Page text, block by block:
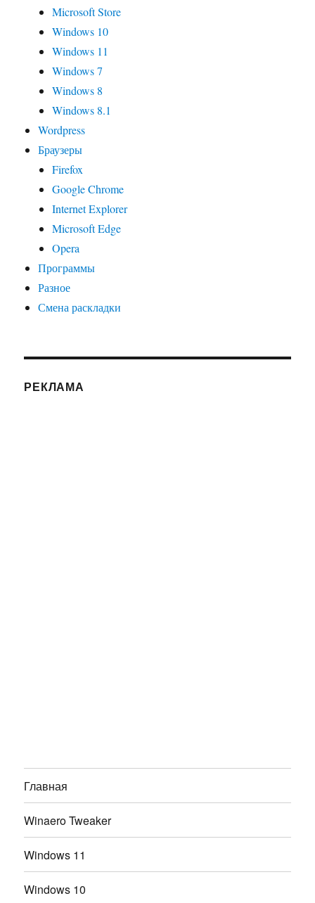
Microsoft Store
Windows 10
Windows 11
Windows 7
Windows 8
Windows 8.1
Wordpress
Браузеры
Firefox
Google Chrome
Internet Explorer
Microsoft Edge
Opera
Программы
Разное
Смена раскладки
РЕКЛАМА
Главная
Winaero Tweaker
Windows 11
Windows 10